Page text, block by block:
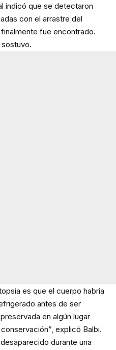
indicó que se detectaron
con el arrastre del
fue encontrado.
sostuvo.
es que el cuerpo habría
antes de ser
en algún lugar
explicó Balbi.
durante una